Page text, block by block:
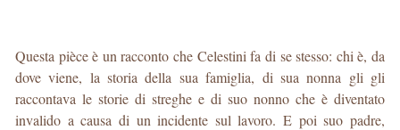
Questa pièce è un racconto che Celestini fa di se stesso: chi è, da
dove viene, la storia della sua famiglia, di sua nonna gli gli
raccontava le storie di streghe e di suo nonno che è diventato
invalido a causa di un incidente sul lavoro. E poi suo padre,